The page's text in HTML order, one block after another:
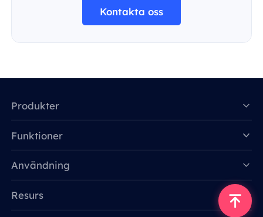
Kontakta oss
Produkter
Funktioner
Användning
Resurs